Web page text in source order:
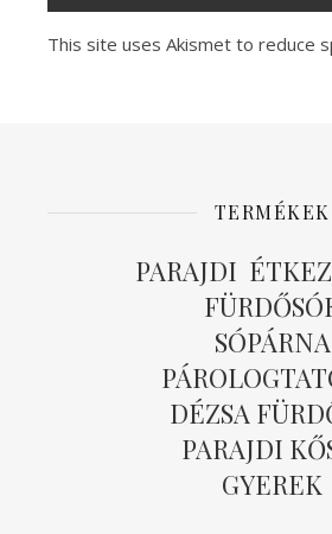
Alternative:
This site uses Akismet to reduce
TERMÉKEK
PARAJDI
SÓPÁRNA
DÉZSA
PARAJDI
GYEREK